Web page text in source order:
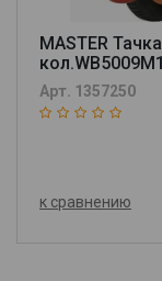
MASTER
оранжевая КФ
Арт. 1357250
к сравнению